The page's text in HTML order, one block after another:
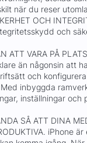
när du reser
OCH
och
ATT VARA PÅ
än någonsin att
och
inbyggda
inställningar och
SÅ ATT DINA
iPhone